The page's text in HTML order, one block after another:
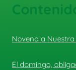
Novena a
El domingo,